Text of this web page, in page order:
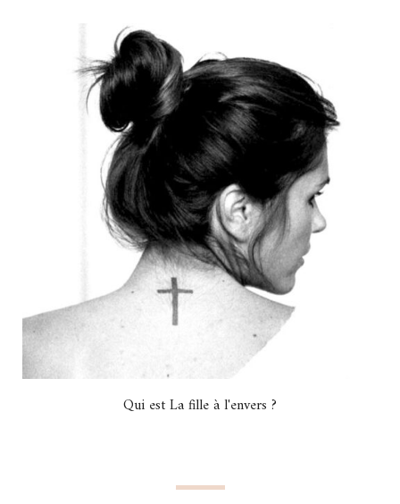
Qui est La fille à l'envers ?